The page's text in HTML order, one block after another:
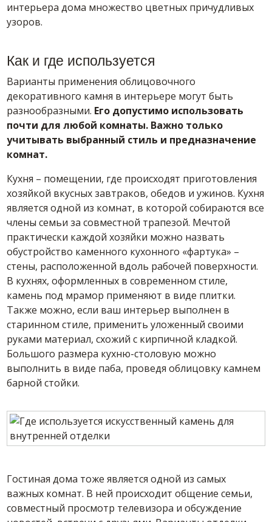
интерьера дома множество цветных причудливых
узоров.
Как и где используется
Варианты применения облицовочного
декоративного камня в интерьере могут быть
разнообразными. Его допустимо использовать
почти для любой комнаты. Важно только
учитывать выбранный стиль и предназначение
комнат.
Кухня – помещении, где происходят приготовления
хозяйкой вкусных завтраков, обедов и ужинов. Кухня
является одной из комнат, в которой собираются все
члены семьи за совместной трапезой. Мечтой
практически каждой хозяйки можно назвать
обустройство каменного кухонного «фартука» –
стены, расположенной вдоль рабочей поверхности.
В кухнях, оформленных в современном стиле,
камень под мрамор применяют в виде плитки.
Также можно, если ваш интерьер выполнен в
старинном стиле, применить уложенный своими
руками материал, схожий с кирпичной кладкой.
Большого размера кухню-столовую можно
выполнить в виде паба, проведя облицовку камнем
барной стойки.
Гостиная дома тоже является одной из самых
важных комнат. В ней происходит общение семьи,
совместный просмотр телевизора и обсуждение